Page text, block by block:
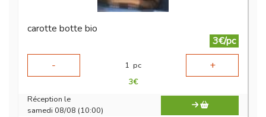
carotte botte bio
3€/pc
-
1 pc +
3€
Réception le
samedi 08/08 (10:00)